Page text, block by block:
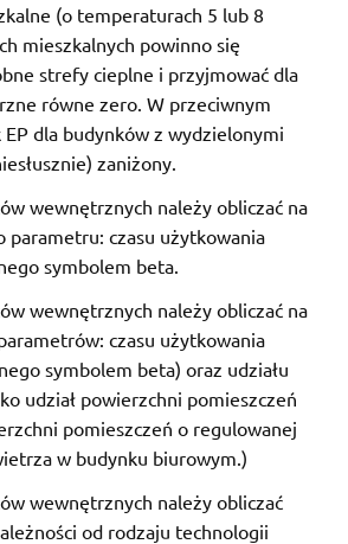
(o temperaturach 5 lub 8
mieszkalnych powinno się
strefy cieplne i przyjmować dla
równe zero. W przeciwnym
dla budynków z wydzielonymi
zaniżony.
wewnętrznych należy obliczać na
parametru: czasu użytkowania
symbolem beta.
wewnętrznych należy obliczać na
czasu użytkowania
symbolem beta) oraz udziału
udział powierzchni pomieszczeń
pomieszczeń o regulowanej
w budynku biurowym.)
wewnętrznych należy obliczać
od rodzaju technologii